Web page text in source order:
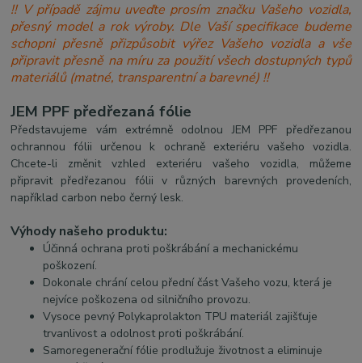
!! V případě zájmu uveďte prosím značku Vašeho vozidla,
přesný model a rok výroby. Dle Vaší specifikace budeme
schopni přesně přizpůsobit výřez Vašeho vozidla a vše
připravit přesně na míru za použití všech dostupných typů
materiálů (matné, transparentní a barevné) !!
JEM PPF předřezaná fólie
Představujeme vám extrémně odolnou JEM PPF předřezanou
ochrannou fólii určenou k ochraně exteriéru vašeho vozidla.
Chcete-li změnit vzhled exteriéru vašeho vozidla, můžeme
připravit předřezanou fólii v různých barevných provedeních,
například carbon nebo černý lesk.
Výhody našeho produktu:
Účinná ochrana proti poškrábání a mechanickému
poškození.
Dokonale chrání celou přední část Vašeho vozu, která je
nejvíce poškozena od silničního provozu.
Vysoce pevný Polykaprolakton TPU materiál zajišťuje
trvanlivost a odolnost proti poškrábání.
Samoregenerační fólie prodlužuje životnost a eliminuje